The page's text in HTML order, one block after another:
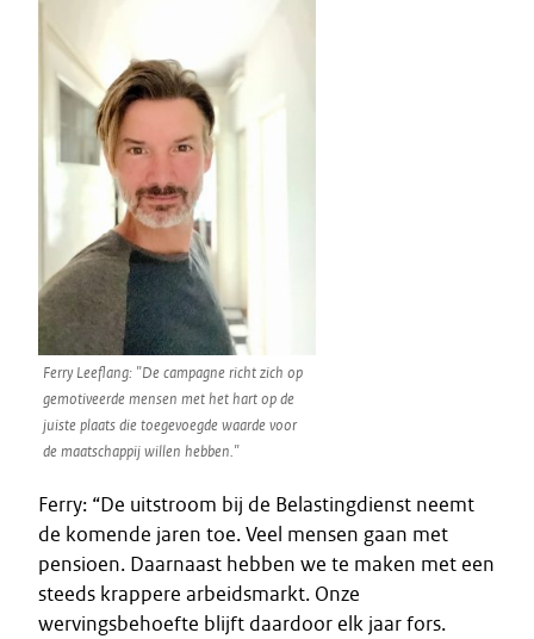
Ferry Leeflang: "De campagne richt zich op
gemotiveerde mensen met het hart op de
juiste plaats die toegevoegde waarde voor
de maatschappij willen hebben."
Ferry: “De uitstroom bij de Belastingdienst neemt
de komende jaren toe. Veel mensen gaan met
pensioen. Daarnaast hebben we te maken met een
steeds krappere arbeidsmarkt. Onze
wervingsbehoefte blijft daardoor elk jaar fors.